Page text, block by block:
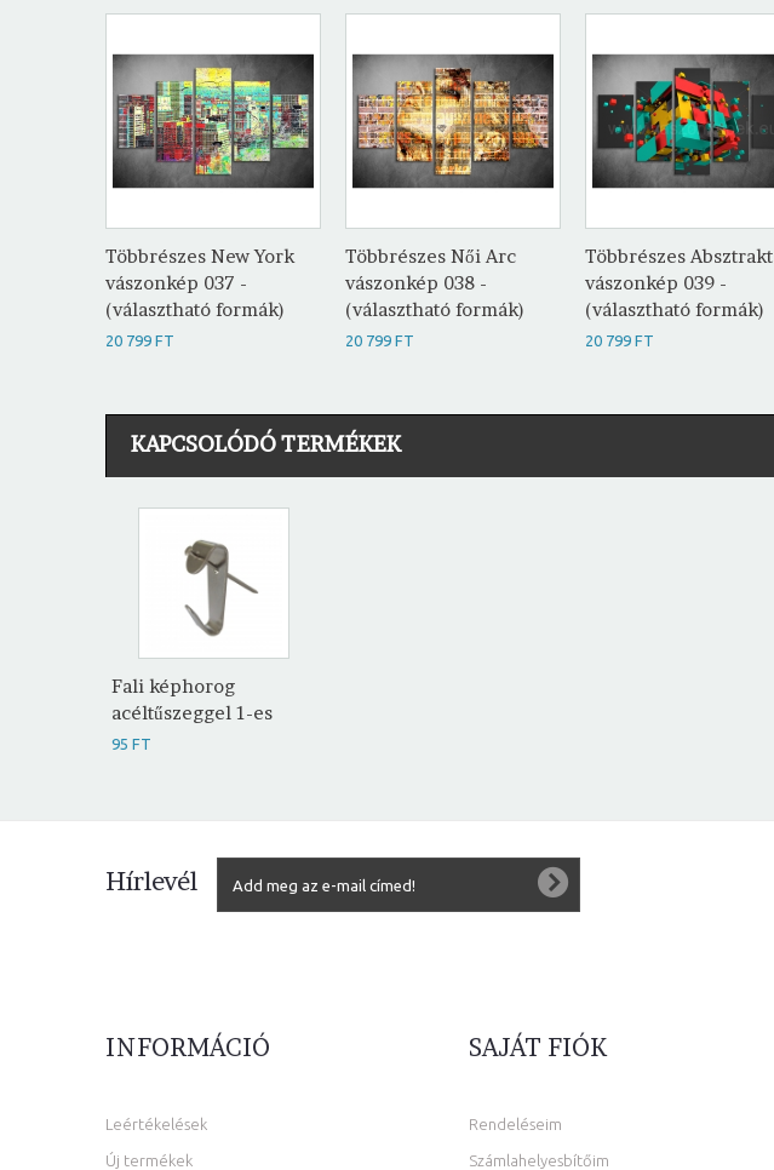
Többrészes New York
vászonkép 037 -
(választható formák)
20 799 FT
Többrészes Női Arc
vászonkép 038 -
(választható formák)
20 799 FT
Többrészes Absztrakt
vászonkép 039 -
(választható formák)
20 799 FT
KAPCSOLÓDÓ TERMÉKEK
Fali képhorog
acéltűszeggel 1-es
95 FT
Hírlevél
INFORMÁCIÓ
Leértékelések
Új termékek
SAJÁT FIÓK
Rendeléseim
Számlahelyesbítőim